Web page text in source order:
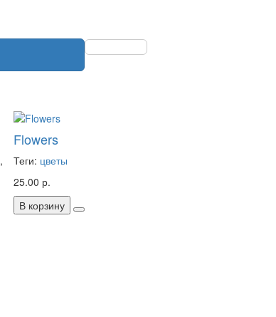
,
Flowers
Теги: цветы
25.00 р.
В корзину